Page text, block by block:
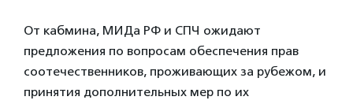
От кабмина, МИДа РФ и СПЧ ожидают
предложения по вопросам обеспечения прав
соотечественников, проживающих за рубежом, и
принятия дополнительных мер по их